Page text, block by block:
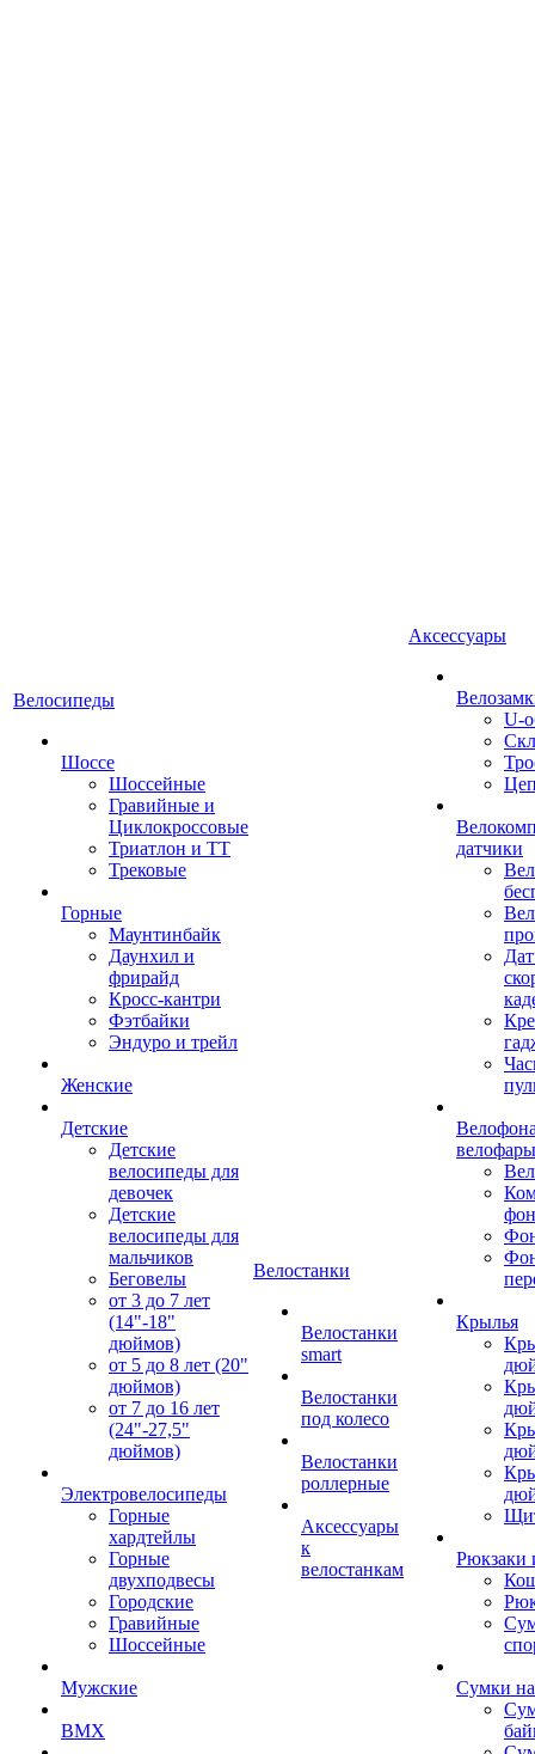
Велосипеды
Шоссе
Шоссейные
Гравийные и
Циклокроссовые
Триатлон и ТТ
Трековые
Горные
Маунтинбайк
Даунхил и
фрирайд
Кросс-кантри
Фэтбайки
Эндуро и трейл
Женские
Детские
Детские
велосипеды для
девочек
Детские
велосипеды для
мальчиков
Беговелы
от 3 до 7 лет
(14"-18"
дюймов)
от 5 до 8 лет (20"
дюймов)
от 7 до 16 лет
(24"-27,5"
дюймов)
Электровелосипеды
Горные
хардтейлы
Горные
двухподвесы
Городские
Гравийные
Шоссейные
Мужские
BMX
Велостанки
Велостанки
smart
Велостанки
под колесо
Велостанки
роллерные
Аксессуары
к
велостанкам
Аксессуары
U-
датчики
велофары
Крылья
Рюкзаки
Сумки